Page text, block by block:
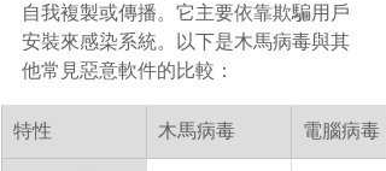
自我複製或傳播。它主要依靠欺騙用戶
安裝來感染系統。以下是木馬病毒與其
他常見惡意軟件的比較：
特性 木馬病毒 電腦病毒